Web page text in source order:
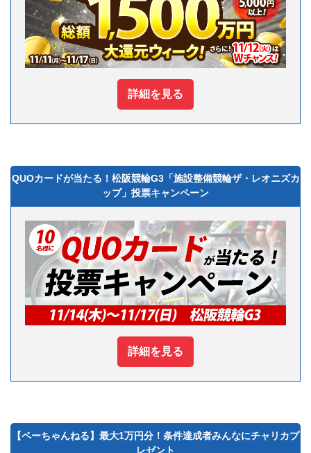
詳細を見る
QUOカードが当たる！松阪競輪G3「施設整備競輪ザ・レオニズカ
ップ」投票キャンペーン
詳細を見る
【ペーちゃんねる】最大1万円分！条件達成者みんなにチャリカプ
レゼント